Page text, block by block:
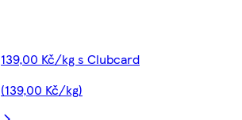
139,00 Kč/kg s Clubcard
(139,00 Kč/kg)